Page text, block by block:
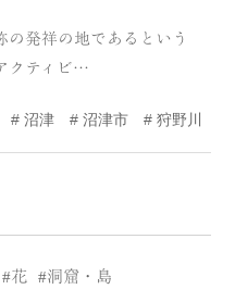
の発祥の地であるという
クティビ…
沼津 沼津市 狩野川
花 洞窟・島